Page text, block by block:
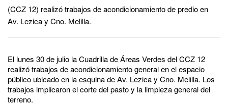
(CCZ 12) realizó trabajos de acondicionamiento de predio en
Av. Lezica y Cno. Melilla.
El lunes 30 de julio la Cuadrilla de Áreas Verdes del CCZ 12
realizó trabajos de acondicionamiento general en el espacio
público ubicado en la esquina de Av. Lezica y Cno. Melilla. Los
trabajos implicaron el corte del pasto y la limpieza general del
terreno.